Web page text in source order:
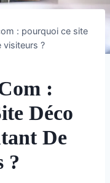
: pourquoi ce site
?
:
Déco
De
?